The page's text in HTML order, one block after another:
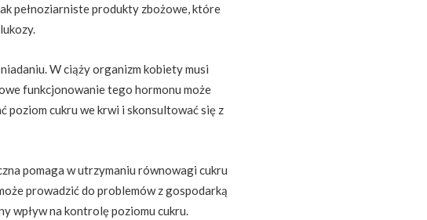
pełnoziarniste produkty zbożowe, które
W ciąży organizm kobiety musi
funkcjonowanie tego hormonu może
cukru we krwi i skonsultować się z
pomaga w utrzymaniu równowagi cukru
prowadzić do problemów z gospodarką
wpływ na kontrolę poziomu cukru.